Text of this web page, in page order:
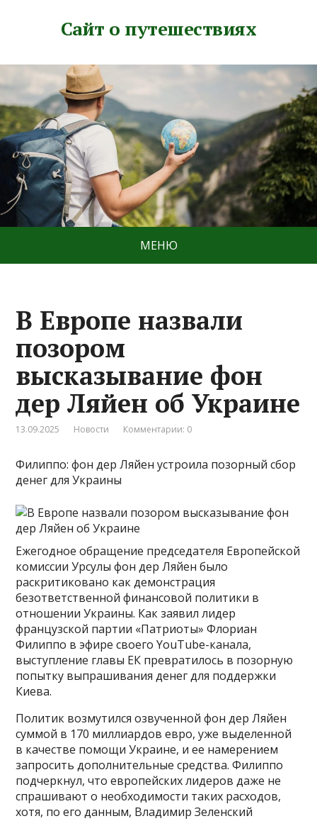
Сайт о путешествиях
МЕНЮ
В Европе назвали
позором
высказывание фон
дер Ляйен об Украине
13.09.2025 Новости Комментарии: 0
Филиппо: фон дер Ляйен устроила позорный сбор
денег для Украины
Ежегодное обращение председателя Европейской
комиссии Урсулы фон дер Ляйен было
раскритиковано как демонстрация
безответственной финансовой политики в
отношении Украины. Как заявил лидер
французской партии «Патриоты» Флориан
Филиппо в эфире своего YouTube-канала,
выступление главы ЕК превратилось в позорную
попытку выпрашивания денег для поддержки
Киева.
Политик возмутился озвученной фон дер Ляйен
суммой в 170 миллиардов евро, уже выделенной
в качестве помощи Украине, и ее намерением
запросить дополнительные средства. Филиппо
подчеркнул, что европейских лидеров даже не
спрашивают о необходимости таких расходов,
хотя, по его данным, Владимир Зеленский